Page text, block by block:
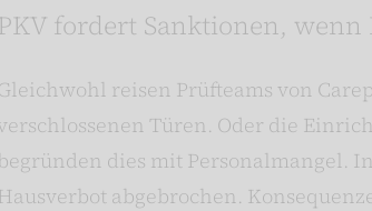
fordert Sanktionen,
reisen Prüfteams von
Türen. Oder die
dies mit Personalmangel.
abgebrochen.